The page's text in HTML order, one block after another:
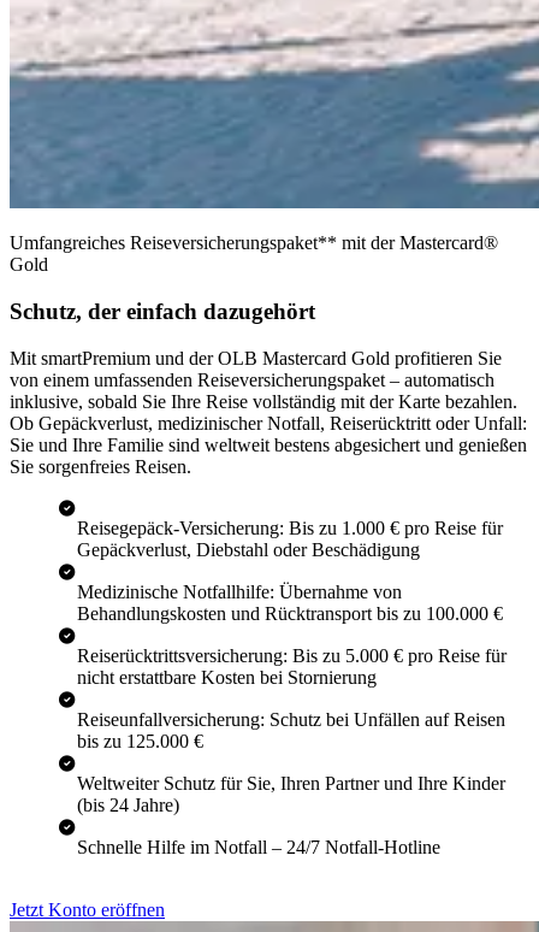
Umfangreiches Reiseversicherungspaket** mit der Mastercard®
Gold
Schutz, der einfach dazugehört
Mit smartPremium und der OLB Mastercard Gold profitieren Sie
von einem umfassenden Reiseversicherungspaket – automatisch
inklusive, sobald Sie Ihre Reise vollständig mit der Karte bezahlen.
Ob Gepäckverlust, medizinischer Notfall, Reiserücktritt oder Unfall:
Sie und Ihre Familie sind weltweit bestens abgesichert und genießen
Sie sorgenfreies Reisen.
Reisegepäck-Versicherung: Bis zu 1.000 € pro Reise für
Gepäckverlust, Diebstahl oder Beschädigung
Medizinische Notfallhilfe: Übernahme von
Behandlungskosten und Rücktransport bis zu 100.000 €
Reiserücktrittsversicherung: Bis zu 5.000 € pro Reise für
nicht erstattbare Kosten bei Stornierung
Reiseunfallversicherung: Schutz bei Unfällen auf Reisen
bis zu 125.000 €
Weltweiter Schutz für Sie, Ihren Partner und Ihre Kinder
(bis 24 Jahre)
Schnelle Hilfe im Notfall – 24/7 Notfall-Hotline
Jetzt Konto eröffnen